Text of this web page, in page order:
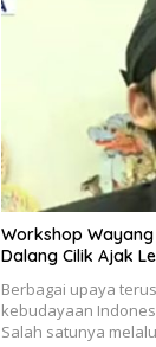
Workshop
Dalang Cilik Ajak
Berbagai upaya
kebudayaan
Salah satunya